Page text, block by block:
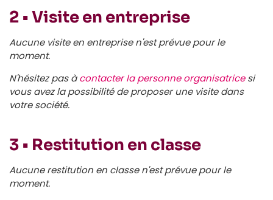
2 • Visite en entreprise
Aucune visite en entreprise n'est prévue pour le
moment.
N'hésitez pas àcontacter la personne organisatricesi
vous avez la possibilité de proposer une visite dans
votre société.
3 • Restitution en classe
Aucune restitution en classe n'est prévue pour le
moment.